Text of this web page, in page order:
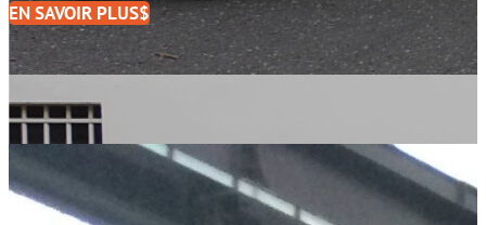
EN SAVOIR PLUS